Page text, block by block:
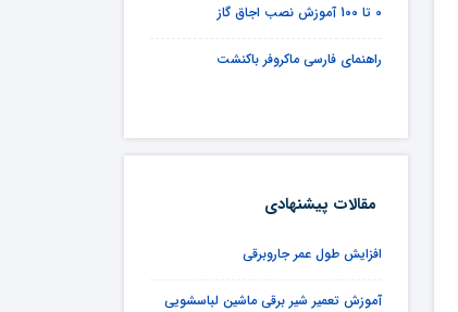
0 تا 100 آموزش نصب اجاق گاز
راهنمای فارسی ماکروفر باکنشت
مقالات پیشنهادی
افزایش طول عمر جاروبرقی
آموزش تعمیر شیر برقی ماشین لباسشویی